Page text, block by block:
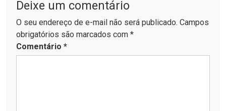
Deixe um comentário
O seu endereço de e-mail não será publicado. Campos
obrigatórios são marcados com *
Comentário *